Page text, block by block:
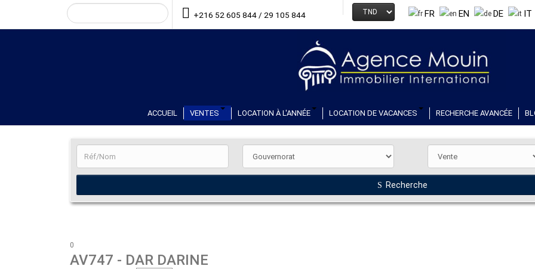
+216 52 605 844 / 29 105 844 FR EN DE IT
ACCUEIL VENTES LOCATION À L'ANNÉE LOCATION DE VACANCES RECHERCHE AVANCÉE
Recherche
0
AV747 - DAR DARINE